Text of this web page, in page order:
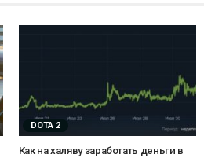
DOTA 2
Как на халяву заработать деньги в